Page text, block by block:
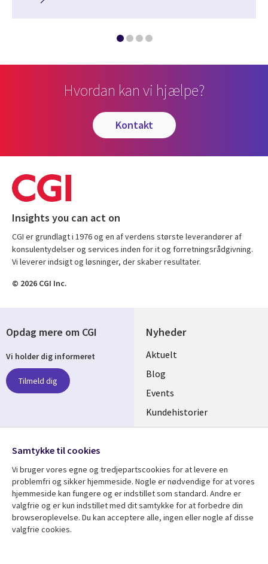
Hvordan kan vi hjælpe?
kontakt
Insights you can act on
CGI er grundlagt i 1976 og en af verdens største leverandører af
konsulentydelser og services inden for it og forretningsrådgivning.
Vi leverer indsigt og løsninger, der skaber resultater.
© 2026 CGI Inc.
Nyheder
Useful
links
DENMARK
Aktuelt
Blog
Events
Kundehistorier
Videoer
Se mere
Library
Artikler
Support
Opdag mere om CGI
Vi holder dig informeret
Tilmeld dig
Media
DENMARK
Samtykke til cookies
Vi bruger vores egne og tredjepartscookies for at levere en
problemfri og sikker hjemmeside. Nogle er nødvendige for at vores
hjemmeside kan fungere og er indstillet som standard. Andre er
valgfrie og er kun indstillet med dit samtykke for at forbedre din
browseroplevelse. Du kan acceptere alle, ingen eller nogle af disse
valgfrie cookies.